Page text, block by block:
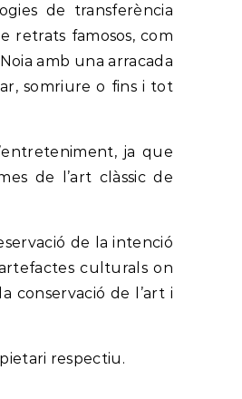
de transferència
retrats famosos, com
amb una arracada
somriure o fins i tot
ja que
de l’art clàssic de
de la intenció
culturals on
conservació de l’art i
respectiu.